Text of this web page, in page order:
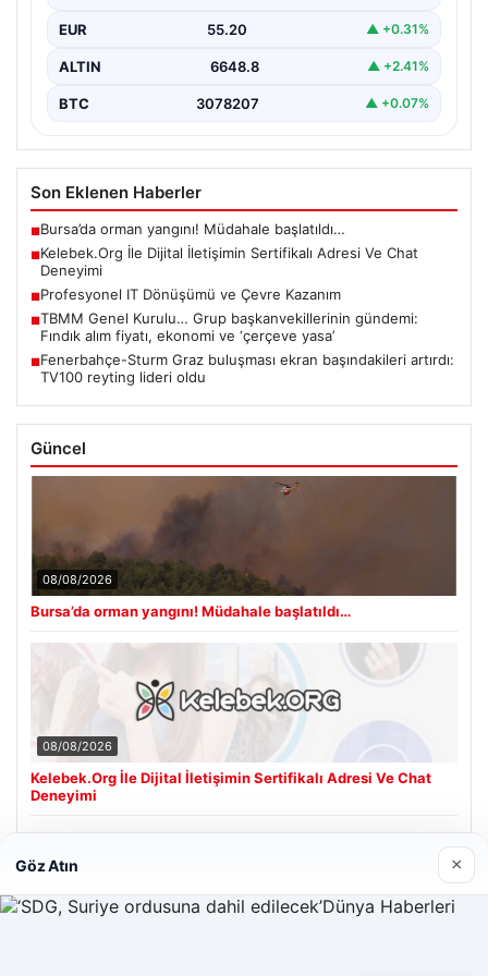
Güncel olarak…
EUR 55.20 ▲ +0.31%
ALTIN 6648.8 ▲ +2.41%
BTC 3078207 ▲ +0.07%
Son Eklenen Haberler
■Bursa’da orman yangını! Müdahale başlatıldı…
■Kelebek.Org İle Dijital İletişimin Sertifikalı Adresi Ve Chat
Deneyimi
■Profesyonel IT Dönüşümü ve Çevre Kazanım
■TBMM Genel Kurulu… Grup başkanvekillerinin gündemi:
Fındık alım fiyatı, ekonomi ve ‘çerçeve yasa’
■Fenerbahçe-Sturm Graz buluşması ekran başındakileri artırdı:
TV100 reyting lideri oldu
Güncel
08/08/2026
Bursa’da orman yangını! Müdahale başlatıldı…
08/08/2026
Kelebek.Org İle Dijital İletişimin Sertifikalı Adresi Ve Chat
Deneyimi
Göz Atın ×